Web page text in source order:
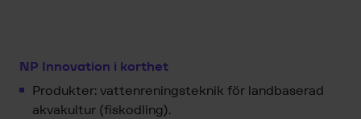
NP Innovation i korthet
Produkter: vattenreningsteknik för landbaserad
akvakultur (fiskodling).